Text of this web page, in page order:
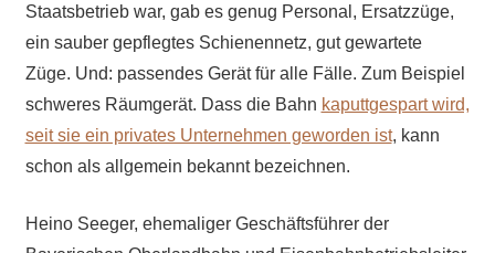
Staatsbetrieb war, gab es genug Personal, Ersatzzüge,
ein sauber gepflegtes Schienennetz, gut gewartete
Züge. Und: passendes Gerät für alle Fälle. Zum Beispiel
schweres Räumgerät. Dass die Bahn kaputtgespart wird,
seit sie ein privates Unternehmen geworden ist, kann
schon als allgemein bekannt bezeichnen.
Heino Seeger, ehemaliger Geschäftsführer der